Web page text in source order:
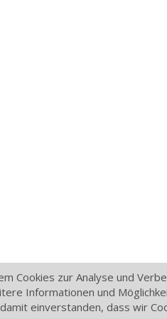
Cookies zur Analyse und
Informationen und
einverstanden, dass wir